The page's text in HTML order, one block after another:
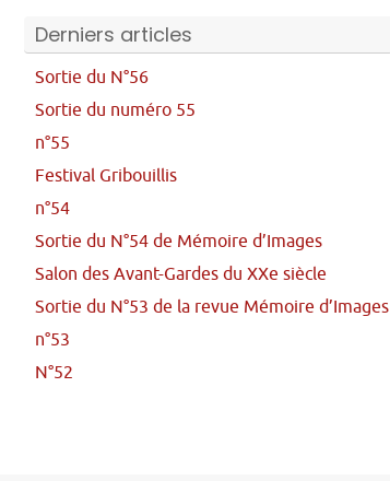
Derniers articles
Sortie du N°56
Sortie du numéro 55
n°55
Festival Gribouillis
n°54
Sortie du N°54 de Mémoire d’Images
Salon des Avant-Gardes du XXe siècle
Sortie du N°53 de la revue Mémoire d’Images
n°53
N°52